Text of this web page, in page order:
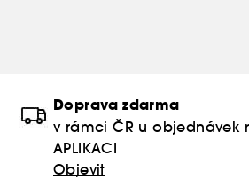
Doprava zdarma
v rámci ČR u objednávek
APLIKACI
Objevit